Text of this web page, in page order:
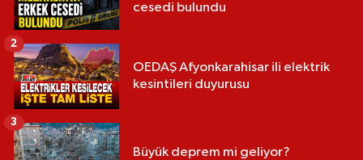
cesedi bulundu
OEDAŞ Afyonkarahisar ili elektrik
kesintileri duyurusu
2
Büyük deprem mi geliyor?
3